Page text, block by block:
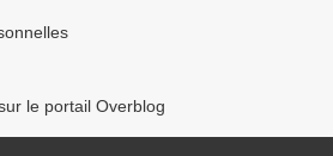
le portail Overblog